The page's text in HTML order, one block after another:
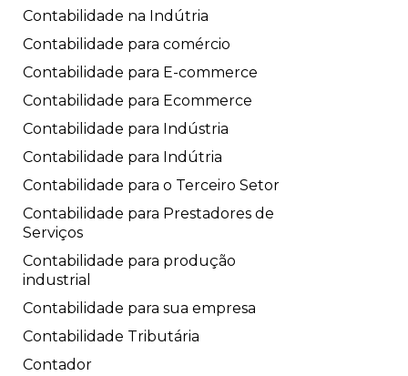
Contabilidade na Indútria
Contabilidade para comércio
Contabilidade para E-commerce
Contabilidade para Ecommerce
Contabilidade para Indústria
Contabilidade para Indútria
Contabilidade para o Terceiro Setor
Contabilidade para Prestadores de
Serviços
Contabilidade para produção
industrial
Contabilidade para sua empresa
Contabilidade Tributária
Contador